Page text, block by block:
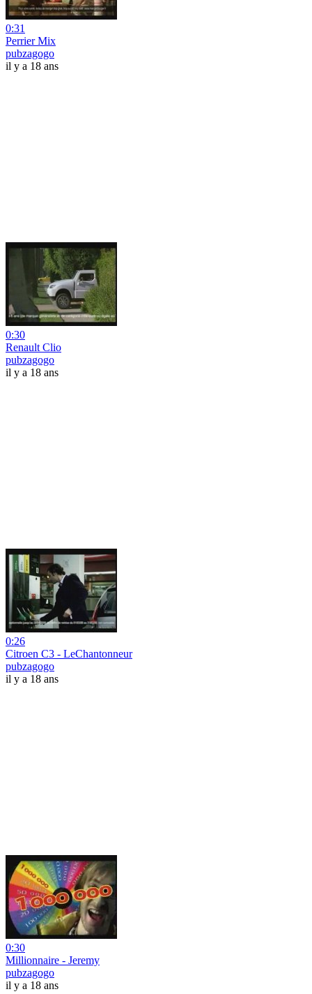
0:31
Perrier Mix
pubzagogo
il y a 18 ans
0:30
Renault Clio
pubzagogo
il y a 18 ans
0:26
Citroen C3 - LeChantonneur
pubzagogo
il y a 18 ans
0:30
Millionnaire - Jeremy
pubzagogo
il y a 18 ans